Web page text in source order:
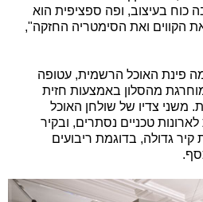
כוח בעיצוב, ופה ספציפית הוא
הקווים ואת הסימטריה החזקה",
פינת האוכל הרשמית, עטופה
מהסלון באמצעות חזית
משני צדיו של שולחן האוכל
טכניים נסתרים, ובקיר
גדולה, בדוגמת ריבועים